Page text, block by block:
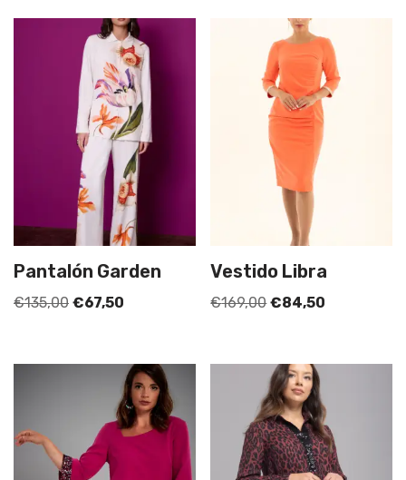
Pantalón Garden
€135,00 €67,50
Vestido Libra
€169,00 €84,50